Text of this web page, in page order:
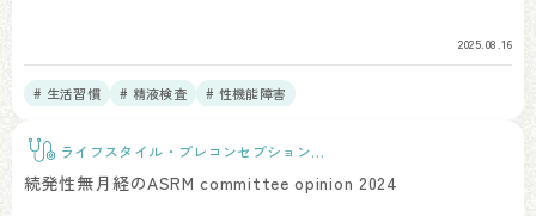
2025.08.16
# 生活習慣 # 精液検査 # 性機能障害
ライフスタイル・プレコンセプションケ
ア
続発性無月経のASRM committee opinion 2024